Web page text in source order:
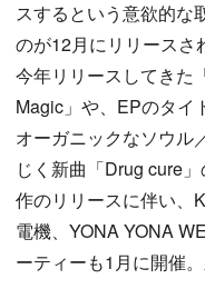
スするという意欲的な
のが12月にリリースさ
今年リリースしてきた
Magic」や、EPのタイ
オーガニックなソウル
じく新曲「Drug cure
作のリリースに伴い、
電機、YONA YONA
ーティーも1月に開催